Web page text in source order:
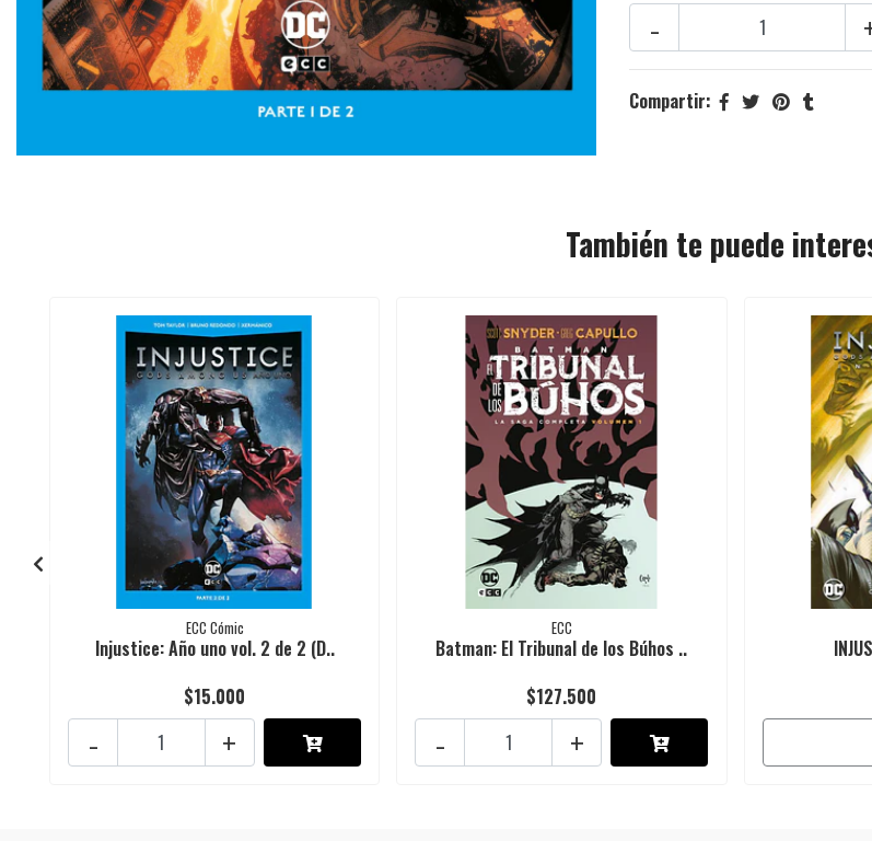
-
Compartir:
También te puede
ECC Cómic
Injustice: Año uno vol. 2 de 2 (D..
$15.000
+
-
ECC
Batman: El Tribunal de los Búhos ..
$127.500
+
-